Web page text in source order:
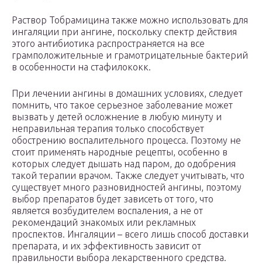
Раствор Тобрамицина также можно использовать для
ингаляции при ангине, поскольку спектр действия
этого антибиотика распространяется на все
грамположительные и грамотрицательные бактерий
в особенности на стафилококк.
При лечении ангины в домашних условиях, следует
помнить, что такое серьезное заболевание может
вызвать у детей осложнение в любую минуту и
неправильная терапия только способствует
обострению воспалительного процесса. Поэтому не
стоит применять народные рецепты, особенно в
которых следует дышать над паром, до одобрения
такой терапии врачом. Также следует учитывать, что
существует много разновидностей ангины, поэтому
выбор препаратов будет зависеть от того, что
является возбудителем воспаления, а не от
рекомендаций знакомых или рекламных
проспектов. Ингаляции – всего лишь способ доставки
препарата, и их эффективность зависит от
правильности выбора лекарственного средства.